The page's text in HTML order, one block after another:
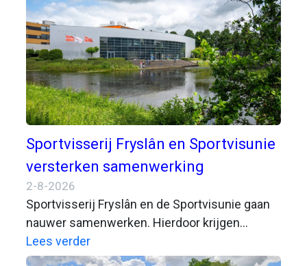
Sportvisserij Fryslân en Sportvisunie
versterken samenwerking
2-8-2026
Sportvisserij Fryslân en de Sportvisunie gaan
nauwer samenwerken. Hierdoor krijgen
sportvissers met de Fiskfergunning of VISpas
toegang tot een aantal nieuwe wateren. Beide
Lees verder